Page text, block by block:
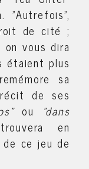
"Autrefois",
de cité ;
vous dira
étaient plus
sa
de ses
ou
"dans
en
de ce jeu de